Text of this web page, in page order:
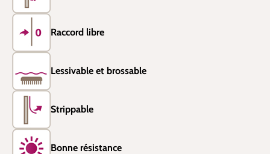
Raccord libre
Lessivable et brossable
Strippable
Bonne résistance